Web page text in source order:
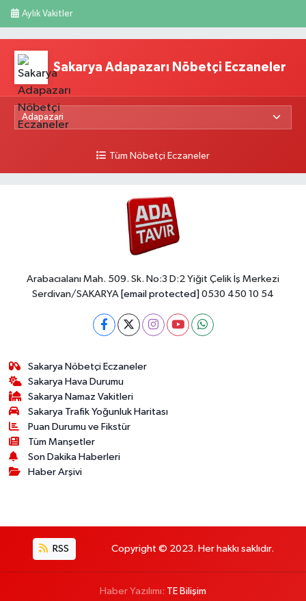
Aylık Vakitler
Sakarya Adapazarı Nöbetçi Eczaneler
Tüm Nöbetçi Eczaneler
Arabacıalanı Mah. 509. Sk. No:3 D:2 Yiğit Çelik İş Merkezi
Serdivan/SAKARYA [email protected] 0530 450 10 54
Sakarya Nöbetçi Eczaneler
Sakarya Hava Durumu
Sakarya Namaz Vakitleri
Sakarya Trafik Yoğunluk Haritası
Puan Durumu ve Fikstür
Tüm Manşetler
Son Dakika Haberleri
Haber Arşivi
RSS Copyright © 2023. Her hakkı saklıdır.
Haber Yazılımı: TE Bilişim